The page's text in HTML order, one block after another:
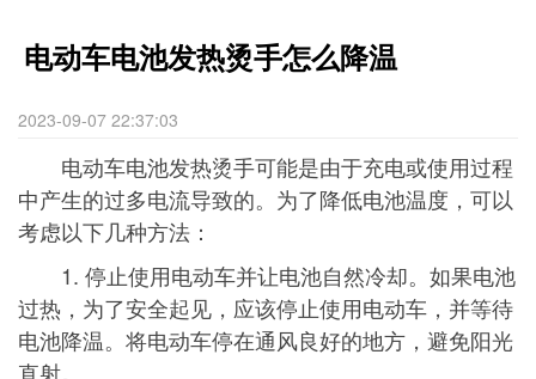
电动车电池发热烫手怎么降温
2023-09-07 22:37:03
电动车电池发热烫手可能是由于充电或使用过程
中产生的过多电流导致的。为了降低电池温度，可以
考虑以下几种方法：
1. 停止使用电动车并让电池自然冷却。如果电池
过热，为了安全起见，应该停止使用电动车，并等待
电池降温。将电动车停在通风良好的地方，避免阳光
直射。